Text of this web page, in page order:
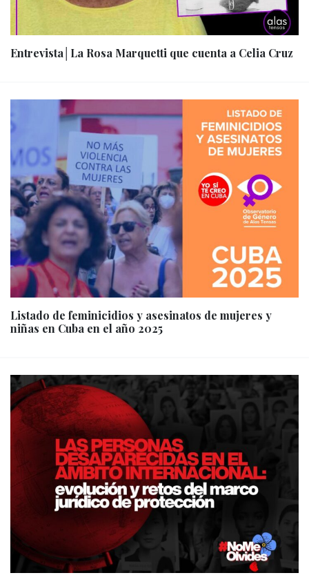
Entrevista│La Rosa Marquetti que cuenta a Celia Cruz
Listado de feminicidios y asesinatos de mujeres y
niñas en Cuba en el año 2025